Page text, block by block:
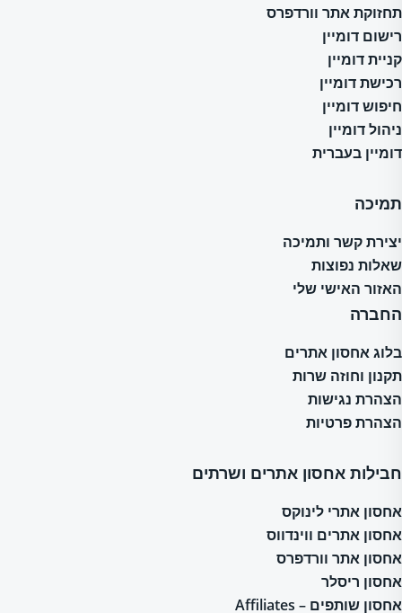
תחזוקת אתר וורדפרס
רישום דומיין
קניית דומיין
רכישת דומיין
חיפוש דומיין
ניהול דומיין
דומיין בעברית
תמיכה
יצירת קשר ותמיכה
שאלות נפוצות
האזור האישי שלי
החברה
בלוג אחסון אתרים
תקנון וחוזה שרות
הצהרת נגישות
הצהרת פרטיות
חבילות אחסון אתרים ושרתים
אחסון אתרי לינוקס
אחסון אתרים ווינדווס
אחסון אתר וורדפרס
אחסון ריסלר
אחסון שותפים – Affiliates